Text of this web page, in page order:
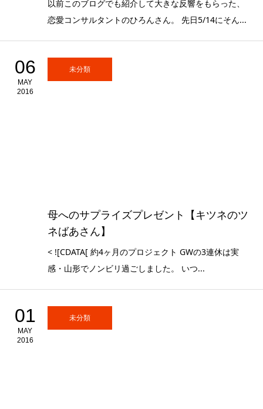
以前このブログでも紹介して大きな反響をもらった、
恋愛コンサルタントのひろんさん。 先日5/14にそん...
06
MAY
2016
未分類
母へのサプライズプレゼント【キツネのツ
ネばあさん】
< ![CDATA[ 約4ヶ月のプロジェクト GWの3連休は実
感・山形でノンビリ過ごしました。 いつ...
01
MAY
2016
未分類